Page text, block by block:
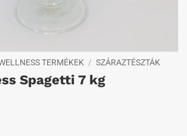
TERMÉKEK / SZÁRAZTÉSZTÁK
Spagetti 7 kg